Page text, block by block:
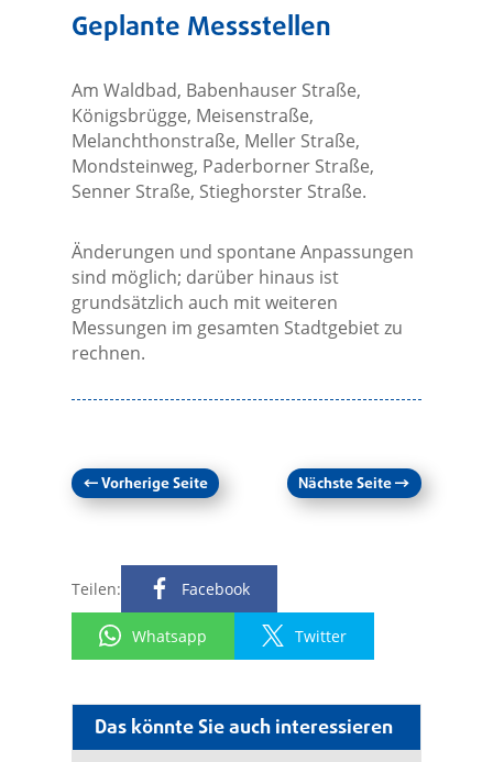
Das könnte Sie auch interessieren
Geplante Messstellen
Am Waldbad, Babenhauser Straße,
Königsbrügge, Meisenstraße,
Melanchthonstraße, Meller Straße,
Mondsteinweg, Paderborner Straße,
Senner Straße, Stieghorster Straße.
Änderungen und spontane Anpassungen
sind möglich; darüber hinaus ist
grundsätzlich auch mit weiteren
Messungen im gesamten Stadtgebiet zu
rechnen.
←Vorherige Seite Nächste Seite→
Teilen: Facebook
Whatsapp Twitter